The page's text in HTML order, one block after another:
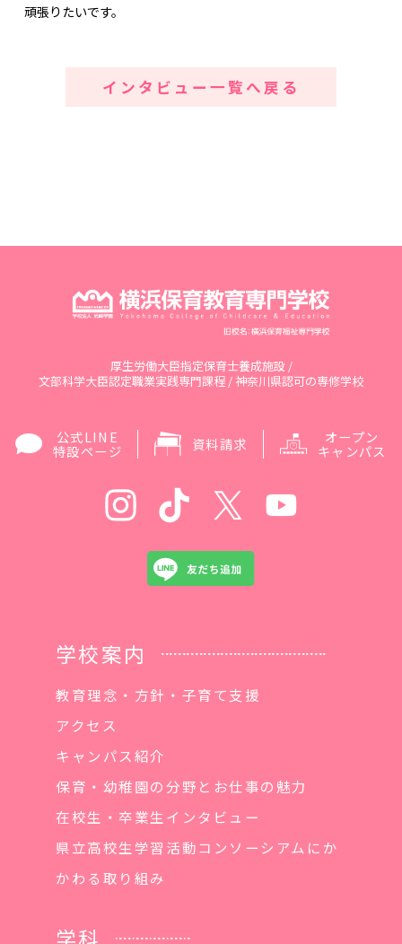
頑張りたいです。
インタビュー一覧へ戻る
厚生労働大臣指定保育士養成施設 /
文部科学大臣認定職業実践専門課程 / 神奈川県認可の専修学校
公式LINE
特設ページ 資料請求 オープン
キャンパス
学校案内
教育理念・方針・子育て支援
アクセス
キャンパス紹介
保育・幼稚園の分野とお仕事の魅力
在校生・卒業生インタビュー
県立高校生学習活動コンソーシアムにか
かわる取り組み
学科